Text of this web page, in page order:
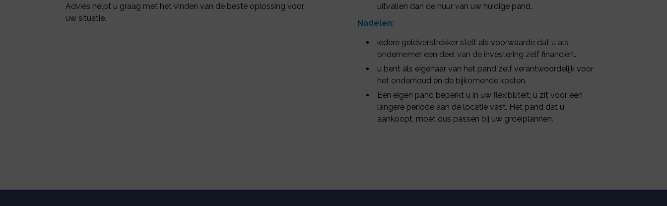
Advies helpt u graag met het vinden van de beste oplossing voor
uw situatie.
uitvallen dan de huur van uw huidige pand.
Nadelen:
iedere geldverstrekker stelt als voorwaarde dat u als
ondernemer een deel van de investering zelf financiert.
u bent als eigenaar van het pand zelf verantwoordelijk voor
het onderhoud en de bijkomende kosten.
Een eigen pand beperkt u in uw flexibiliteit; u zit voor een
langere periode aan de locatie vast. Het pand dat u
aankoopt, moet dus passen bij uw groeiplannen.